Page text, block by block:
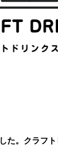
た。クラフ